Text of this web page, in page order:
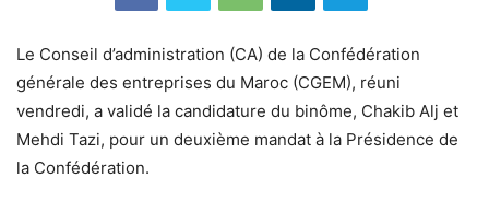
Le Conseil d’administration (CA) de la Confédération
générale des entreprises du Maroc (CGEM), réuni
vendredi, a validé la candidature du binôme, Chakib Alj et
Mehdi Tazi, pour un deuxième mandat à la Présidence de
la Confédération.